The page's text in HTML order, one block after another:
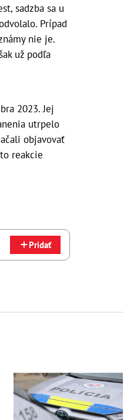
sadzba sa u
Prípad
nie je.
už podľa
2023. Jej
utrpelo
objavovať
reakcie
Pridať